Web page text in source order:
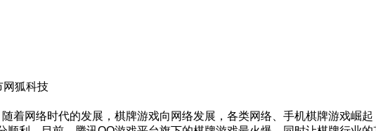
网狐科技
着网络时代的发展，棋牌游戏向网络发展，各类网络、手机棋牌游戏崛